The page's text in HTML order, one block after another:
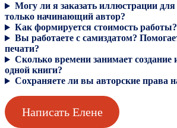
Могу ли я заказать иллюстрации для
только начинающий автор?
Как формируется стоимость работы?
Вы работаете с самиздатом?
печати?
Сколько времени занимает
одной книги?
Сохраняете ли вы авторские права
Написать Елене